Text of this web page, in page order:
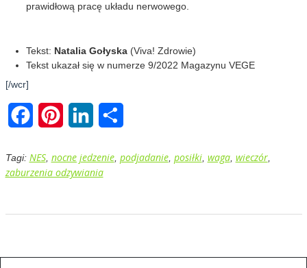
prawidłową pracę układu nerwowego.
Tekst: Natalia Gołyska (Viva! Zdrowie)
Tekst ukazał się w numerze 9/2022 Magazynu VEGE
[/wcr]
FacebookPinterestLinkedIn
Tagi: NES, nocne jedzenie, podjadanie, posiłki, waga, wieczór,
zaburzenia odzywiania